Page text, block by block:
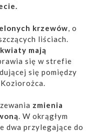
krzewów, o
liściach.
mają
się w strefie
się pomiędzy
zmienia
. W okrągłym
dwa przylegające do